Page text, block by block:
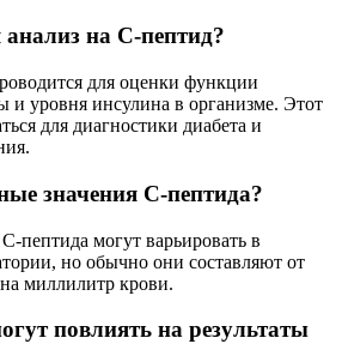
анализ на С-пептид?
для оценки функции
и уровня инсулина в организме. Этот
для диагностики диабета и
значения С-пептида?
пептида могут варьировать в
но обычно они составляют от
миллилитр крови.
повлиять на результаты